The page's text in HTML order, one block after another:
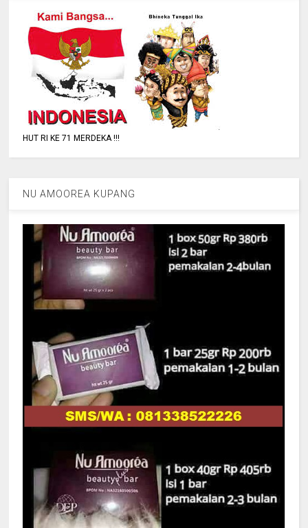
HUT RI KE 71 MERDEKA !!!
NU AMOOREA KUPANG